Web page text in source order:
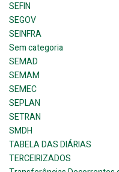
SEFIN
SEGOV
SEINFRA
Sem categoria
SEMAD
SEMAM
SEMEC
SEPLAN
SETRAN
SMDH
TABELA DAS DIÁRIAS
TERCEIRIZADOS